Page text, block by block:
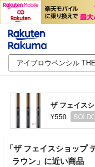
¥550
「ザ フェイスショップ
ラウン」に近い商品